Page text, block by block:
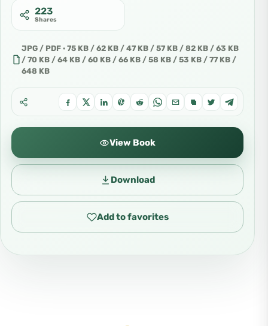
223
Shares
JPG / PDF · 75 KB / 62 KB / 47 KB / 57 KB / 82 KB / 63 KB
/ 70 KB / 64 KB / 60 KB / 66 KB / 58 KB / 53 KB / 77 KB /
648 KB
View Book
Download
Add to favorites